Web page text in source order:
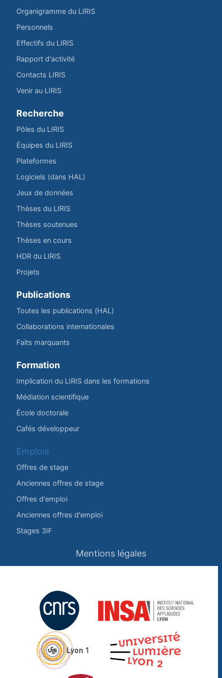
Organigramme du LIRIS
Personnels
Effectifs du LIRIS
Rapport d'activité
Contacts LIRIS
Venir au LIRIS
Recherche
Pôles du LIRIS
Équipes du LIRIS
Plateformes
Logiciels (dans HAL)
Jeux de données
Thèses du LIRIS
Thèses soutenues
Thèses en cours
HDR du LIRIS
Projets
Publications
Toutes les publications (HAL)
Collaborations internationales
Faits marquants
Formation
Implication du LIRIS dans les formations
Médiation scientifique
École doctorale
Cafés développeur
Emplois
Offres de stage
Anciennes offres de stage
Offres d'emploi
Anciennes offres d'emploi
Stages 3IF
Mentions légales